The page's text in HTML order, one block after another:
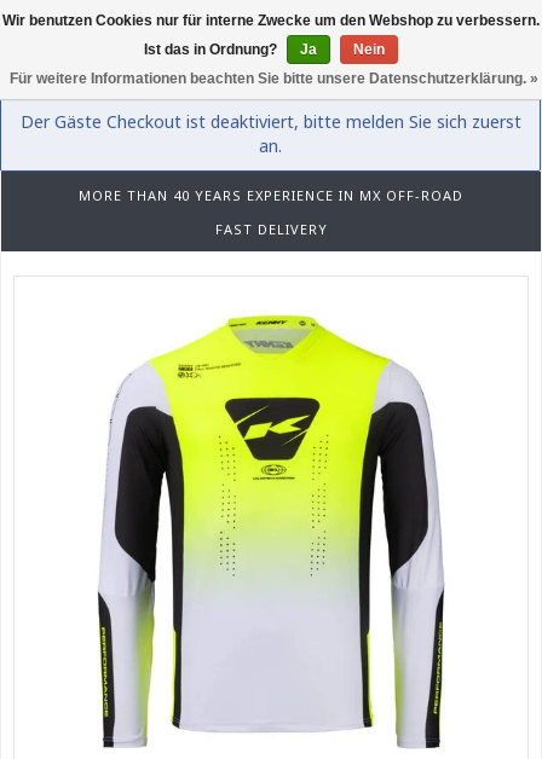
0
Der Gäste Checkout ist deaktiviert, bitte melden Sie sich zuerst
an.
MORE THAN 40 YEARS EXPERIENCE IN MX OFF-ROAD
FAST DELIVERY
Wir benutzen Cookies nur für interne Zwecke um den Webshop zu verbessern.
Ist das in Ordnung?
Ja
Nein
Für weitere Informationen beachten Sie bitte unsere Datenschutzerklärung. »